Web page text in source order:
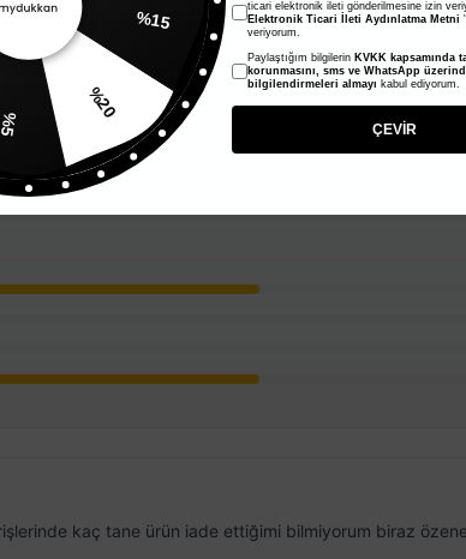
kaç tane ürün iade ettiğimi bilmiyorum biraz
%15
%20
%5
ticari elektronik ileti gönderilmesine izin
Elektronik Ticari İleti Aydınlatma Metni
veriyorum.
Paylaştığım bilgilerin KVKK kapsamında
korunmasını, sms ve WhatsApp
bilgilendirmeleri almayı kabul ediyorum.
ÇEVİR